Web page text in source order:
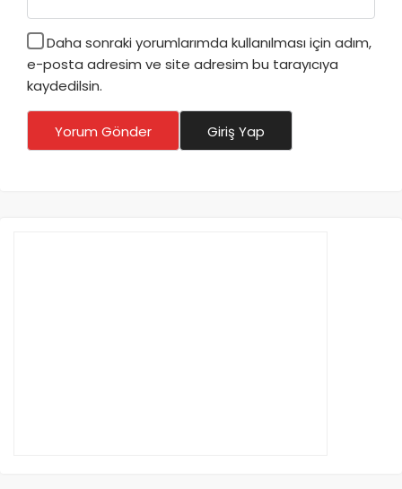
Daha sonraki yorumlarımda kullanılması için adım,
e-posta adresim ve site adresim bu tarayıcıya
kaydedilsin.
Yorum Gönder Giriş Yap